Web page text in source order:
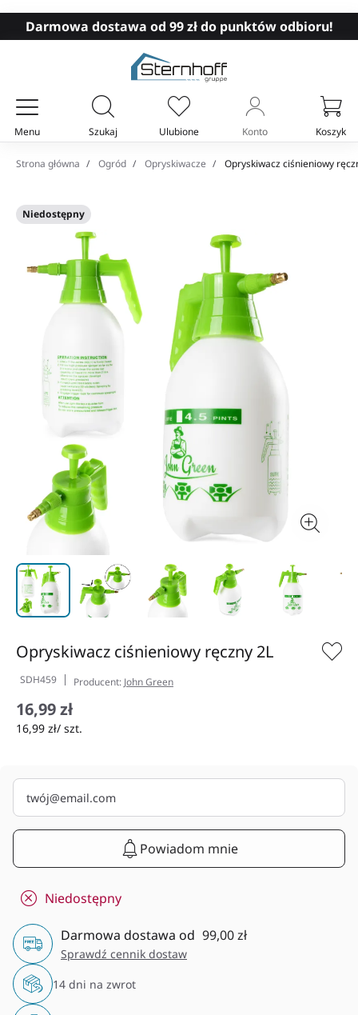
Darmowa dostawa od 99 zł do punktów odbioru!
Menu Szukaj Ulubione Konto Koszyk
Twój koszyk
Strona główna Ogród Opryskiwacze Opryskiwacz ciśnieniowy
Niedostępny
Opryskiwacz ciśnieniowy ręczny 2L
SDH459 Producent: John Green
16,99 zł
16,99 zł/ szt.
Powiadom mnie
Niedostępny
Darmowa dostawa od 99,00 zł
Sprawdź cennik dostaw
14 dni na zwrot